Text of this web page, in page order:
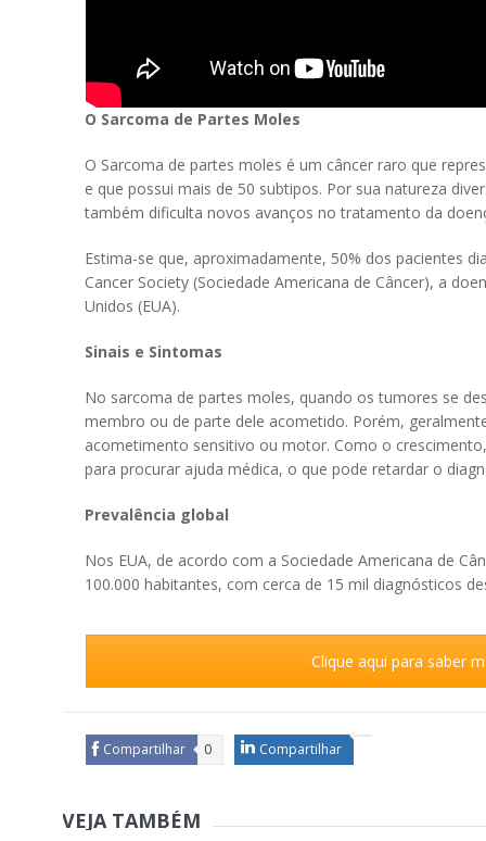
O Sarcoma de Partes Moles
O Sarcoma de partes moles é um câncer raro que
e que possui mais de 50 subtipos. Por sua natureza
também dificulta novos avanços no tratamento da
Estima-se que, aproximadamente, 50% dos pacientes
Cancer Society (Sociedade Americana de Câncer), a
Unidos (EUA).
Sinais e Sintomas
No sarcoma de partes moles, quando os tumores se
membro ou de parte dele acometido. Porém,
acometimento sensitivo ou motor. Como o
para procurar ajuda médica, o que pode retardar o
Prevalência global
Nos EUA, de acordo com a Sociedade Americana de
100.000 habitantes, com cerca de 15 mil diagnósticos
Clique aqui para saber
Compartilhar 0 Compartilhar
VEJA TAMBÉM